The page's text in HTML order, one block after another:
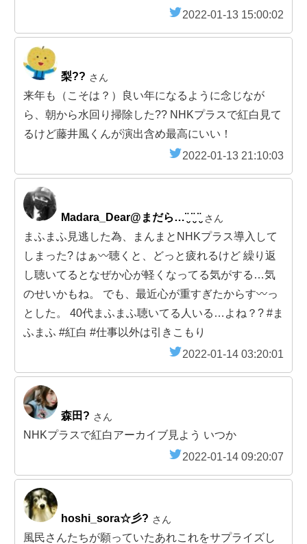
2022-01-13 15:00:02
梨?? さん
来年も（こそは？）良い年になるように念じなが
ら、朝から水回り掃除した?? NHKプラスで紅白見て
るけど藤井風くんが演出含め最高にいい！
2022-01-13 21:10:03
Madara_Dear@まだら…¨̮ ¨̮ ¨̮ さん
まふまふ見逃した為、まんまとNHKプラス導入して
しまった? はぁ〰️聴くと、どっと疲れるけど 繰り返
し聴いてるとなぜか心が軽くなってる気がする…気
のせいかもね。 でも、最近心が重すぎたからす〰︎っ
とした。 40代まふまふ聴いてる人いる…よね？? #ま
ふまふ #紅白 #仕事以外は引きこもり
2022-01-14 03:20:01
森田? さん
NHKプラスで紅白アーカイブ見よう いつか
2022-01-14 09:20:07
hoshi_sora☆彡? さん
風民さんたちが願っていたあれこれをサプライズし